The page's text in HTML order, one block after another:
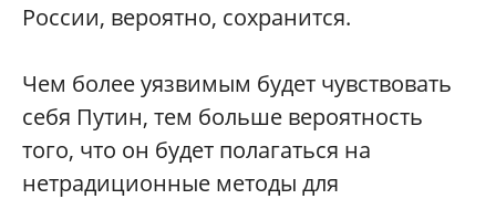
России, вероятно, сохранится.
Чем более уязвимым будет чувствовать
себя Путин, тем больше вероятность
того, что он будет полагаться на
нетрадиционные методы для